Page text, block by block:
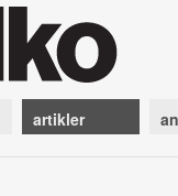
artikler